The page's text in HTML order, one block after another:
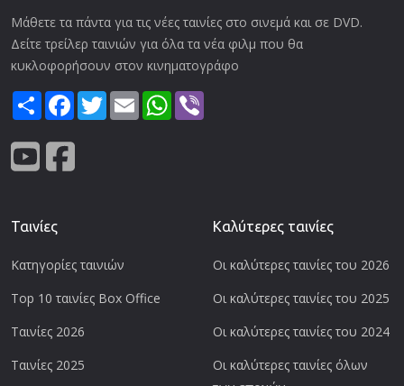
Μάθετε τα πάντα για τις νέες ταινίες στο σινεμά και σε DVD.
Δείτε τρείλερ ταινιών για όλα τα νέα φιλμ που θα
κυκλοφορήσουν στον κινηματογράφο
ShareFacebook
TwitterEmail WhatsApp
Ταινίες
Κατηγορίες ταινιών
Top 10 ταινίες Box Office
Ταινίες 2026
Ταινίες 2025
Καλύτερες ταινίες
Οι καλύτερες ταινίες του 2026
Οι καλύτερες ταινίες του 2025
Οι καλύτερες ταινίες του 2024
Οι καλύτερες ταινίες όλων